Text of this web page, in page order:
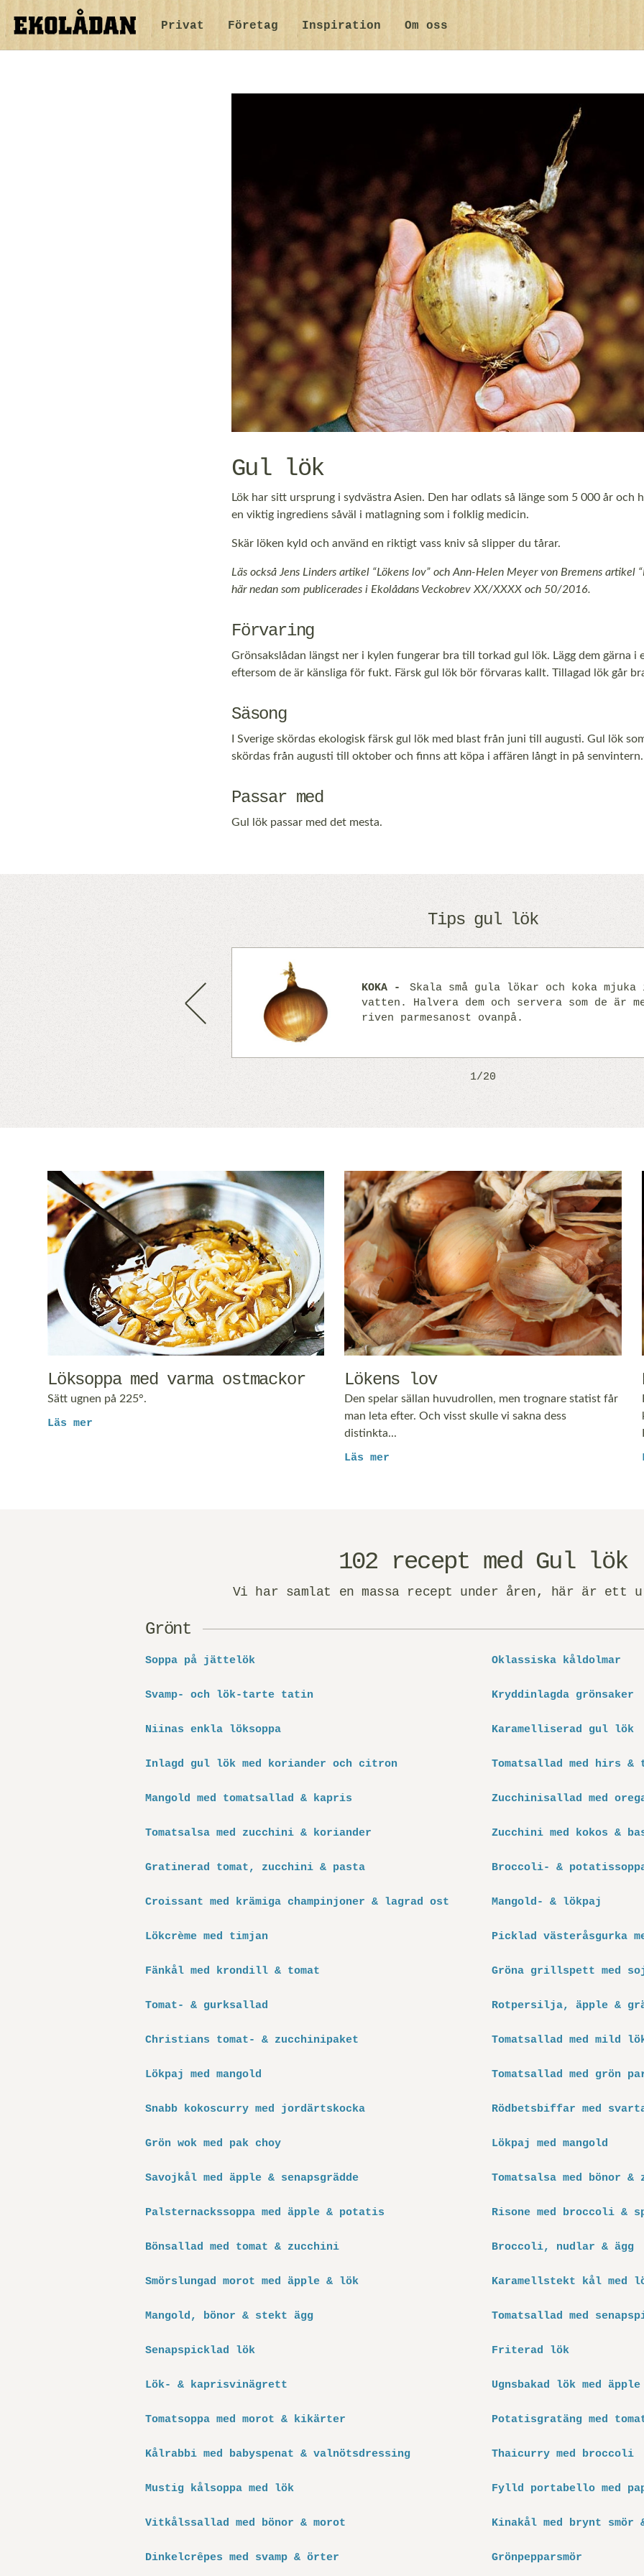
Privat Företag Inspiration Om oss
Gul lök
Lök har sitt ursprung i sydvästra Asien. Den har odlats så länge som 5 000 år och
en viktig ingrediens såväl i matlagning som i folklig medicin.
Skär löken kyld och använd en riktigt vass kniv så slipper du tårar.
Läs också Jens Linders artikel “Lökens lov” och Ann-Helen Meyer von Bremens artikel
här nedan som publicerades i Ekolådans Veckobrev XX/XXXX och 50/2016.
Förvaring
Grönsakslådan längst ner i kylen fungerar bra till torkad gul lök. Lägg dem gärna i
eftersom de är känsliga för fukt. Färsk gul lök bör förvaras kallt. Tillagad lök går
Säsong
I Sverige skördas ekologisk färsk gul lök med blast från juni till augusti. Gul lök
skördas från augusti till oktober och finns att köpa i affären långt in på senvintern.
Passar med
Gul lök passar med det mesta.
Tips gul lök
Previous
Lägg i paprika och lök. Låt
KOKA
Skala små gula lökar och koka
vatten. Halvera dem och servera som de är
riven parmesanost ovanpå.
1/20
Löksoppa med varma ostmackor
Sätt ugnen på 225°.
Läs mer
Lökens lov
Den spelar sällan huvudrollen, men trognare statist får
man leta efter. Och visst skulle vi sakna dess
distinkta...
Läs mer
102 recept med Gul lök
Vi har samlat en massa recept under åren, här är ett
Grönt
Soppa på jättelök Oklassiska kåldolmar
Svamp- och lök-tarte tatin Kryddinlagda grönsaker
Niinas enkla löksoppa Karamelliserad gul lök
Inlagd gul lök med koriander och citron Tomatsallad med hirs &
Mangold med tomatsallad & kapris Zucchinisallad med
Tomatsalsa med zucchini & koriander Zucchini med kokos &
Gratinerad tomat, zucchini & pasta Broccoli- & potatissoppa
Croissant med krämiga champinjoner & lagrad ost Mangold- & lökpaj
Lökcrème med timjan Picklad västeråsgurka
Fänkål med krondill & tomat Gröna grillspett med
Tomat- & gurksallad Rotpersilja, äpple &
Christians tomat- & zucchinipaket Tomatsallad med mild
Lökpaj med mangold Tomatsallad med grön
Snabb kokoscurry med jordärtskocka Rödbetsbiffar med
Grön wok med pak choy Lökpaj med mangold
Savojkål med äpple & senapsgrädde Tomatsalsa med bönor &
Palsternackssoppa med äpple & potatis Risone med broccoli &
Bönsallad med tomat & zucchini Broccoli, nudlar & ägg
Smörslungad morot med äpple & lök Karamellstekt kål med
Mangold, bönor & stekt ägg Tomatsallad med
Senapspicklad lök Friterad lök
Lök- & kaprisvinägrett Ugnsbakad lök med
Tomatsoppa med morot & kikärter Potatisgratäng med
Kålrabbi med babyspenat & valnötsdressing Thaicurry med broccoli
Mustig kålsoppa med lök Fylld portabello med
Vitkålssallad med bönor & morot Kinakål med brynt smör
Dinkelcrêpes med svamp & örter Grönpepparsmör